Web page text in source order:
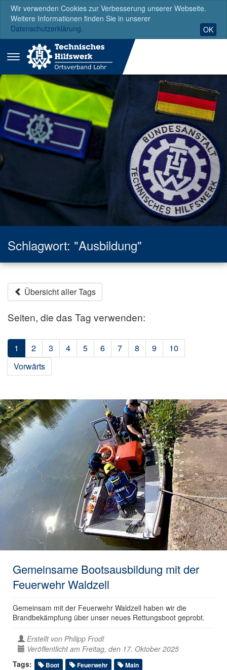
Wir verwenden Cookies zur Verbesserung unserer Webseite.
Weitere Informationen finden Sie in unserer
Datenschutzerklärung.
OK
Menü
ausklappen
Schlagwort: "Ausbildung"
Übersicht aller Tags
Seiten, die das Tag verwenden:
1 2 3 4 5 6 7 8 9
10
Vorwärts
Gemeinsame Bootsausbildung mit der
Feuerwehr Waldzell
Gemeinsam mit der Feuerwehr Waldzell haben wir die
Brandbekämpfung über unser neues Rettungsboot geprobt.
Erstellt von Philipp Frodl
Veröffentlicht am Freitag, den 17. Oktober 2025
Tags:
Boot Feuerwehr Main